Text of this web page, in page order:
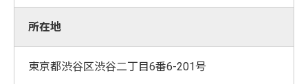
所在地
東京都渋谷区渋谷二丁目6番6-201号